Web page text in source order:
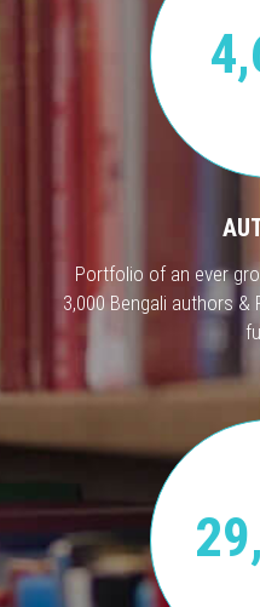
Portfolio of an ever
3,000 Bengali authors